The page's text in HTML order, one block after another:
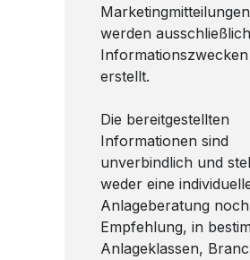
werden
Informationszwecken
erstellt.
Die bereitgestellten
Informationen sind
unverbindlich und
weder eine
Anlageberatung
Empfehlung, in
Anlageklassen,